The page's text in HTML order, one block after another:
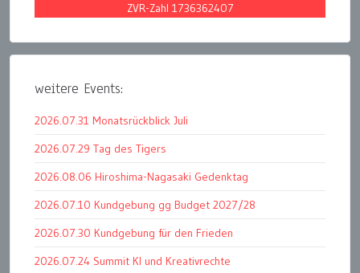
ZVR-Zahl 1736362407
weitere Events:
2026.07.31 Monatsrückblick Juli
2026.07.29 Tag des Tigers
2026.08.06 Hiroshima-Nagasaki Gedenktag
2026.07.10 Kundgebung gg Budget 2027/28
2026.07.30 Kundgebung für den Frieden
2026.07.24 Summit KI und Kreativrechte